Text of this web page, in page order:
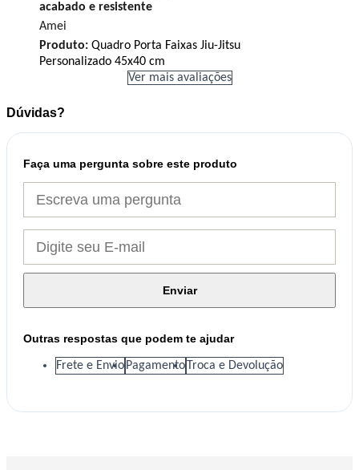
acabado e resistente
Amei
Produto: Quadro Porta Faixas Jiu-Jitsu
Personalizado 45x40 cm
Ver mais avaliações
Dúvidas?
Faça uma pergunta sobre este produto
Enviar
Outras respostas que podem te ajudar
Frete e EnvioPagamento Troca e Devolução